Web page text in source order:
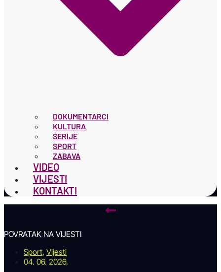
DOKUMENTARCI
KULTURA
SERIJE
SPORT
ZABAVA
VIDEO
VIJESTI
KONTAKTI
POVRATAK NA VIJESTI
Sport, Vijesti
04. 06. 2026.